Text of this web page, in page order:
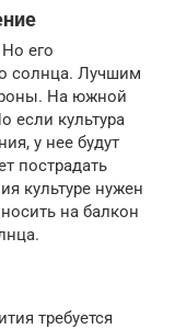
его
солнца. Лучшим
На южной
если культура
у нее будут
пострадать
культуре нужен
на балкон
требуется